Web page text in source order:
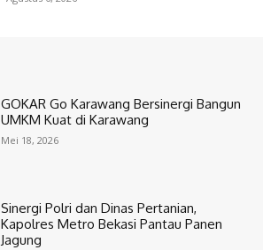
GOKAR Go Karawang Bersinergi Bangun
UMKM Kuat di Karawang
Mei 18, 2026
Sinergi Polri dan Dinas Pertanian,
Kapolres Metro Bekasi Pantau Panen
Jagung